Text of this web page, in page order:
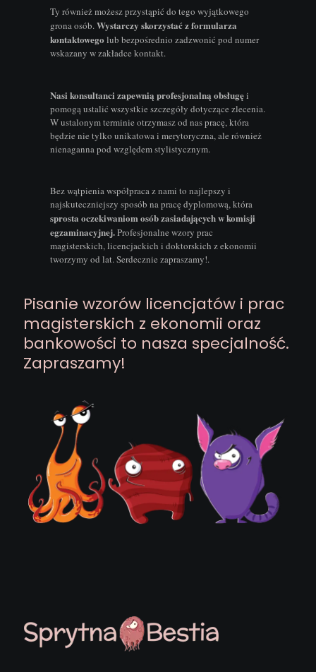
Ty również możesz przystąpić do tego wyjątkowego
grona osób.Wystarczy skorzystać z formularza
kontaktowegolub bezpośrednio zadzwonić pod numer
wskazany w zakładce kontakt.
Nasi konsultanci zapewnią profesjonalną obsługęi
pomogą ustalić wszystkie szczegóły dotyczące zlecenia.
W ustalonym terminie otrzymasz od nas pracę, która
będzie nie tylko unikatowa i merytoryczna, ale również
nienaganna pod względem stylistycznym.
Bez wątpienia współpraca z nami to najlepszy i
najskuteczniejszy sposób na pracę dyplomową, która
sprosta oczekiwaniom osób zasiadających w komisji
egzaminacyjnej.Profesjonalne wzory prac
magisterskich, licencjackich i doktorskich z ekonomii
tworzymy od lat. Serdecznie zapraszamy!.
Pisanie wzorów licencjatów i prac
magisterskich z ekonomii oraz
bankowości to nasza specjalność.
Zapraszamy!